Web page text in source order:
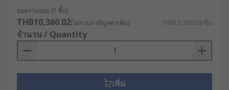
เกิดจากการจ่ายกระแสไฟฟ้าเกิน ที่อาจนำไปสู่
อุบัติเหตุหรือสถานการณ์ไฟฟ้าขัดข้อง
การสื่อสารและเครือข่าย : ซีเนอร์แบร์ริเออร์ และ
กัลวานิกแบร์ริเออร์ ยังใช้ในการป้องกันอุปกรณ์
สื่อสารและเครือข่าย เช่น ระบบอีเทอร์เน็ตและ
อุปกรณ์ไร้สายต่าง ๆ เพื่อป้องกันความขัดข้อง
และปัญหาไฟฟ้าลัดวงจรที่เกิดจากกระแสไฟฟ้า
ยอดรวมย่อย (1 ชิ้น)
THB10,360.02(ไม่รวมภาษีมูลค่าเพิ่ม) THB10,360.02/ชิ้น
จำนวน / Quantity
เพิ่ม